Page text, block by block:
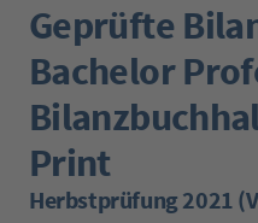
Geprüfte
Bachelor
Print
Herbstprüfung 2021